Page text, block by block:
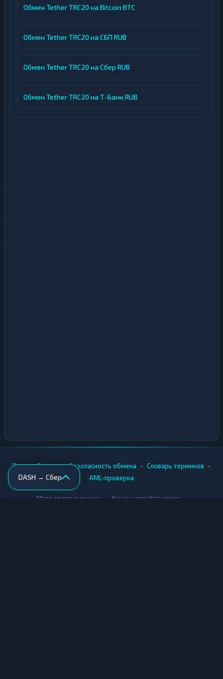
Обмен Tether TRC20 на Bitcoin BTC
Обмен Tether TRC20 на СБП RUB
Обмен Tether TRC20 на Сбер RUB
Обмен Tether TRC20 на Т-Банк RUB
DASH → Сбер
Вики • Города • Безопасность обмена • Словарь терминов •
AML-проверка
Методология оценки Как мы зарабатываем